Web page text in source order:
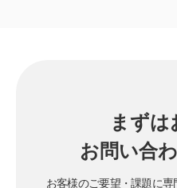
まずは
お問い合
お客様のご要望・課題に